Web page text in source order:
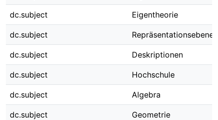
dc.subject Eigentheorie
dc.subject Repräsentationsebenen
dc.subject Deskriptionen
dc.subject Hochschule
dc.subject Algebra
dc.subject Geometrie